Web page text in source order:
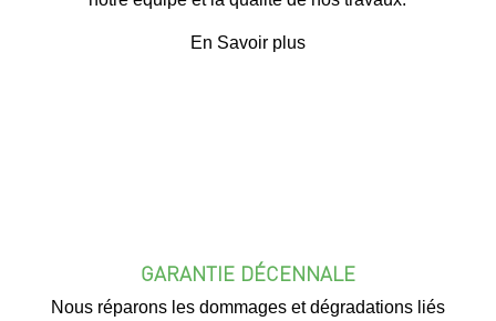
En Savoir plus
GARANTIE DÉCENNALE
Nous réparons les dommages et dégradations liés